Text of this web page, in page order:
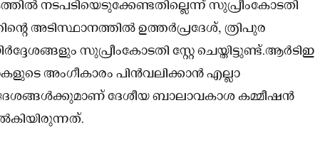
നടപടിയെടുക്കേണ്ടതില്ലെന്ന് സുപ്രീംകോടതി
അടിസ്ഥാനത്തില്‍ ഉത്തര്‍പ്രദേശ്, ത്രിപുര
സുപ്രീംകോടതി സ്റ്റേ ചെയ്തിട്ടുണ്ട്.ആര്‍ടിഇ
അംഗീകാരം പിന്‍വലിക്കാന്‍ എല്ലാ
ദേശീയ ബാലാവകാശ കമ്മീഷന്‍